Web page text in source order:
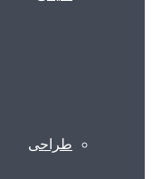
طراحی